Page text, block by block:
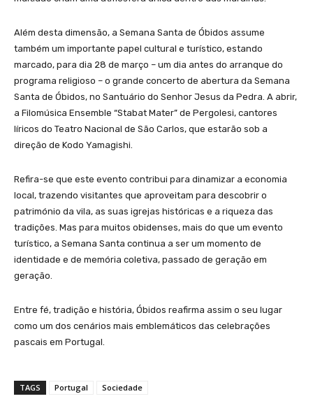
Além desta dimensão, a Semana Santa de Óbidos assume
também um importante papel cultural e turístico, estando
marcado, para dia 28 de março – um dia antes do arranque do
programa religioso – o grande concerto de abertura da Semana
Santa de Óbidos, no Santuário do Senhor Jesus da Pedra. A abrir,
a Filomúsica Ensemble “Stabat Mater” de Pergolesi, cantores
líricos do Teatro Nacional de São Carlos, que estarão sob a
direção de Kodo Yamagishi.
Refira-se que este evento contribui para dinamizar a economia
local, trazendo visitantes que aproveitam para descobrir o
património da vila, as suas igrejas históricas e a riqueza das
tradições. Mas para muitos obidenses, mais do que um evento
turístico, a Semana Santa continua a ser um momento de
identidade e de memória coletiva, passado de geração em
geração.
Entre fé, tradição e história, Óbidos reafirma assim o seu lugar
como um dos cenários mais emblemáticos das celebrações
pascais em Portugal.
TAGS Portugal Sociedade